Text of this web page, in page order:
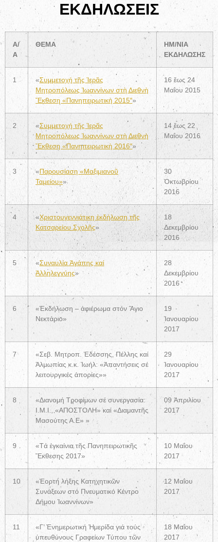
ΕΚΔΗΛΩΣΕΙΣ
Α/
Α
ΘΕΜΑ
ΗΜ/ΝΙΑ
ΕΚΔΗΛΩΣΗΣ
1 «Συμμετοχή τῆς Ἱερᾶς
Μητροπόλεως Ἰωαννίνων στὴ Διεθνὴ
Ἔκθεση «Πανηπειρωτικὴ 2015″»
16 ἕως 24
Μαΐου 2015
2 «Συμμετοχή τῆς Ἱερᾶς
Μητροπόλεως Ἰωαννίνων στὴ Διεθνὴ
Ἔκθεση «Πανηπειρωτικὴ 2016″»
14 ἕως 22
Μαΐου 2016
3 «Παρουσίαση «Μαξιμιανοῦ
Ταμείου»»
30
Ὀκτωβρίου
2016
4 «Χριστουγεννιάτικη ἐκδήλωση τῆς
Κατσαρείου Σχολῆς»
18
Δεκεμβρίου
2016
5 «Συναυλία Ἀγάπης καί
Ἀλληλεγγύης»
28
Δεκεμβρίου
2016
6
«Ἐκδήλωση – ἀφιέρωμα στόν Ἅγιο
Νεκτάριο»
19
Ἰανουαρίου
2017
7
«Σεβ. Μητροπ. Ἐδέσσης, Πέλλης καί
Ἀλμωπίας κ.κ. Ἰωήλ: «Ἀπαντήσεις σέ
λειτουργικές ἀπορίες»»
29
Ἰανουαρίου
2017
8
«Διανομή Τροφίμων σέ συνεργασία:
Ι.Μ.Ι., «ΑΠΟΣΤΟΛΗ» καί «Διαμαντῆς
Μασούτης Α.Ε» »
09 Ἀπριλίου
2017
9
«Tά ἐγκαίνια τῆς Πανηπειρωτικῆς
Ἔκθεσης 2017»
10 Μαΐου
2017
10
«Ἑορτή λήξης Κατηχητικῶν
Συνάξεων στό Πνευματικό Κέντρο
Δήμου Ἰωαννίνων»
12 Μαΐου
2017
11
«Γ’ Ἐνημερωτική Ἡμερίδα γιά τούς
ὑπευθύνους Γραφείων Τύπου τῶν
18 Μαΐου
2017